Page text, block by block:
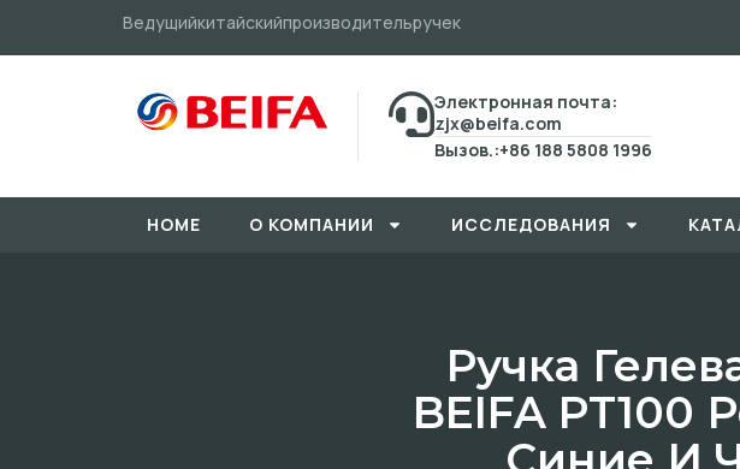
Ведущийкитайскийпроизводительручек
Электронная почта:
zjx@beifa.com
Вызов.:+86 188 5808 1996
HOME О КОМПАНИИ ИССЛЕДОВАHИЯ
Ручка
BEIFA PT100